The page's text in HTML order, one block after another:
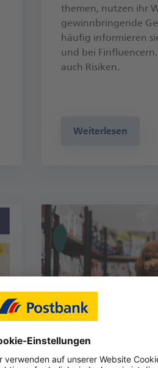
themen, nutzen ihr
gewinn­bringende
häufig infor­mieren
und bei
auch Risiken.
Weiterlesen